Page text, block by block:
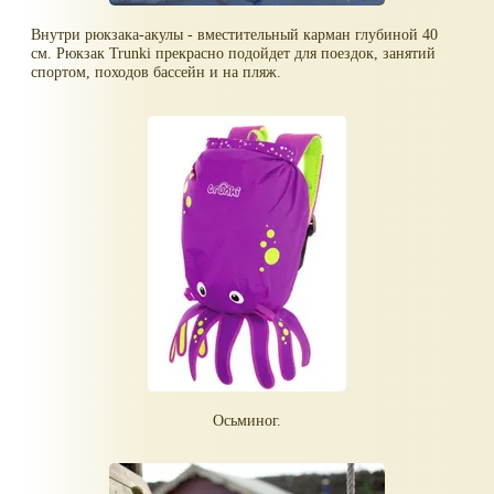
Внутри рюкзака-акулы - вместительный карман глубиной 40
см. Рюкзак Trunki прекрасно подойдет для поездок, занятий
спортом, походов бассейн и на пляж.
Осьминог.